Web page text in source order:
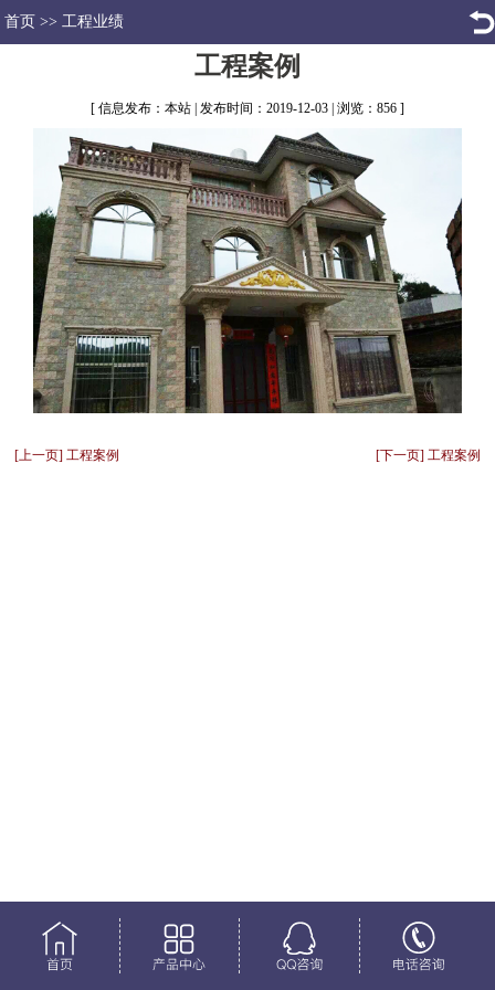
首页 >> 工程业绩
工程案例
[ 信息发布：本站 | 发布时间：2019-12-03 | 浏览：856 ]
[上一页] 工程案例 [下一页] 工程案例